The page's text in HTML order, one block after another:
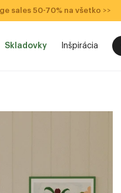
sales 50-70% na všetko >>
Skladovky Inšpirácia